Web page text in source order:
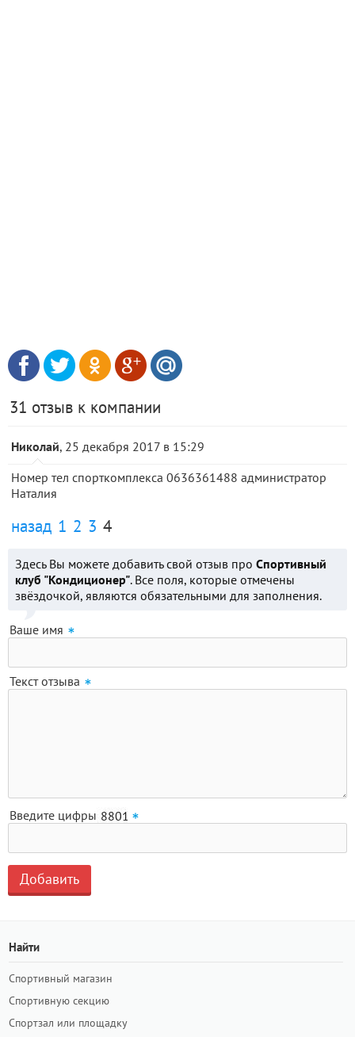
31 отзыв к компании
Николай, 25 декабря 2017 в 15:29
Номер тел спорткомплекса 0636361488 администратор
Наталия
назад 1 2 3 4
Здесь Вы можете добавить свой отзыв про Спортивный
клуб "Кондиционер". Все поля, которые отмечены
звёздочкой, являются обязательными для заполнения.
Ваше имя
Текст отзыва
Введите цифры
Найти
Спортивный магазин
Спортивную секцию
Спортзал или площадку